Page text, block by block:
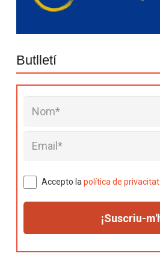
Butlletí
Accepto lapolítica de privacitat